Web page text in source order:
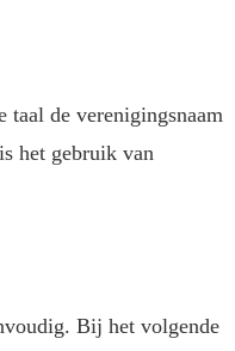
de verenigingsnaam
het gebruik van
Bij het volgende